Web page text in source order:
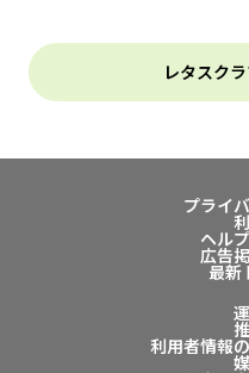
レタスク
プライ
ヘル
広告
最新
利用者情報